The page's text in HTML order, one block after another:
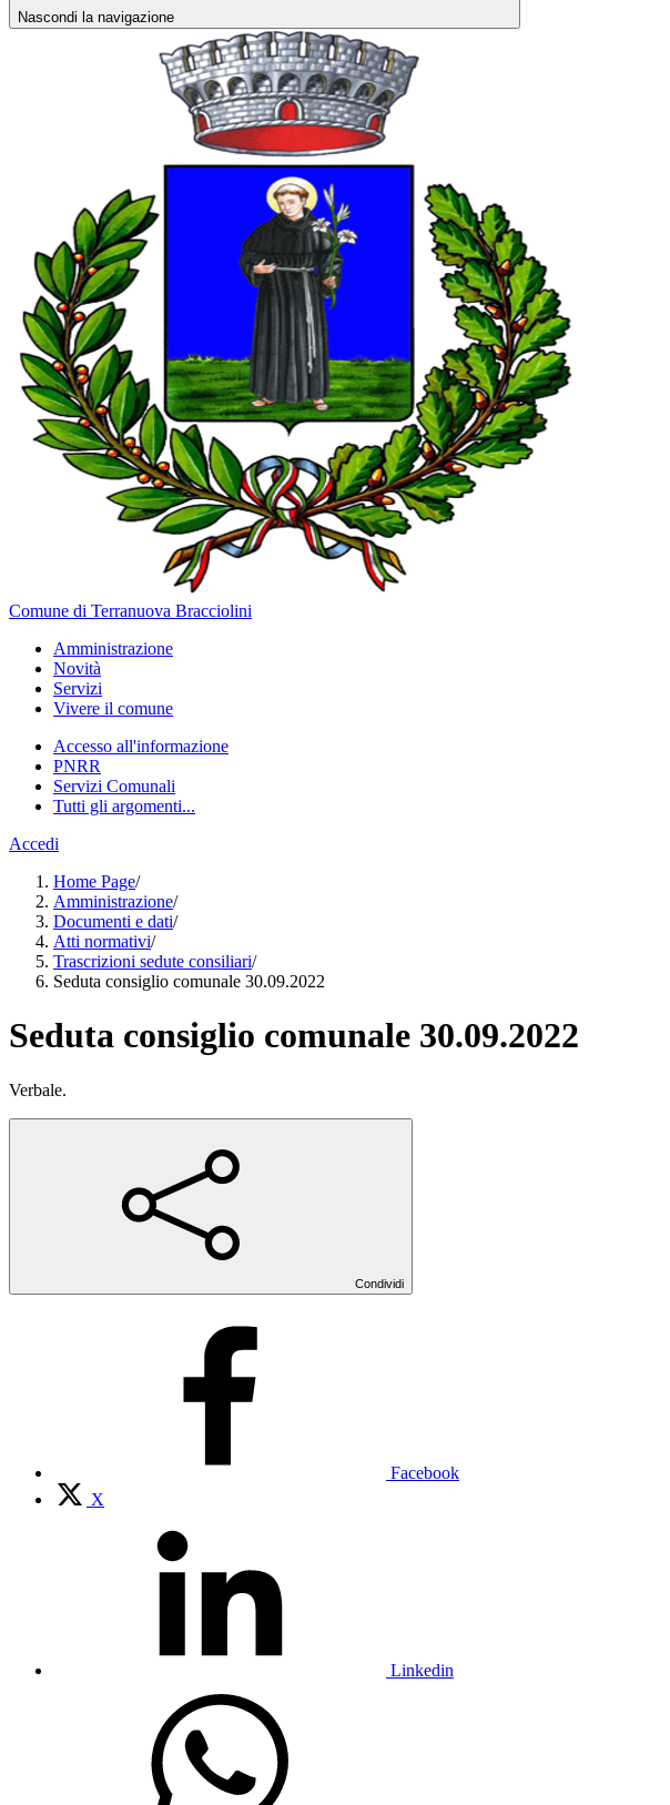
Nascondi la navigazione
Comune di Terranuova Bracciolini
Amministrazione
Novità
Servizi
Vivere il comune
Accesso all'informazione
PNRR
Servizi Comunali
Tutti gli argomenti...
Accedi
Home Page/
Amministrazione/
Documenti e dati/
Atti normativi/
Trascrizioni sedute consiliari/
Seduta consiglio comunale 30.09.2022
Seduta consiglio comunale 30.09.2022
Verbale.
Condividi
Facebook
X
Linkedin